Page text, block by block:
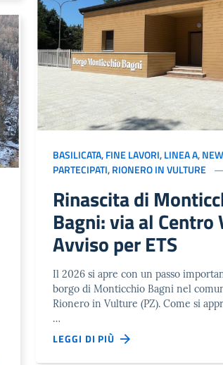
BASILICATA,FINE LAVORI,LINEA A,
PARTECIPATI,RIONERO IN VULTURE
Rinascita di
Bagni: via al Centro
Avviso per ETS
Il 2026 si apre con un passo
borgo di Monticchio Bagni nel
Rionero in Vulture (PZ). Come si
…
LEGGI DI PIÙ